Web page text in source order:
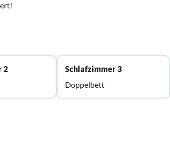
2
Schlafzimmer 3
Doppelbett